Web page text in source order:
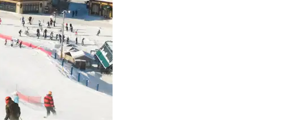
en appuyant et en faisant glisser.